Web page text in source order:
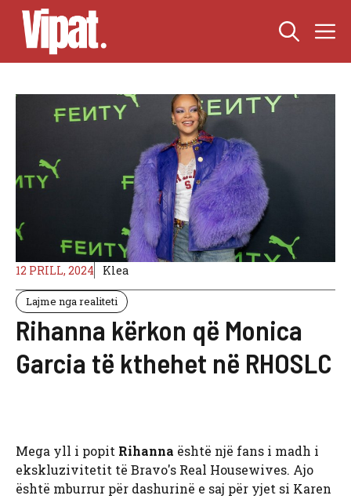
Skip
content
12 PRILL, 2024 Klea
Lajme nga realiteti
Rihanna kërkon që Monica
Garcia të kthehet në RHOSLC
Mega yll i popit Rihanna është një fans i madh i
ekskluzivitetit të Bravo's Real Housewives. Ajo
është mburrur për dashurinë e saj për yjet si Karen